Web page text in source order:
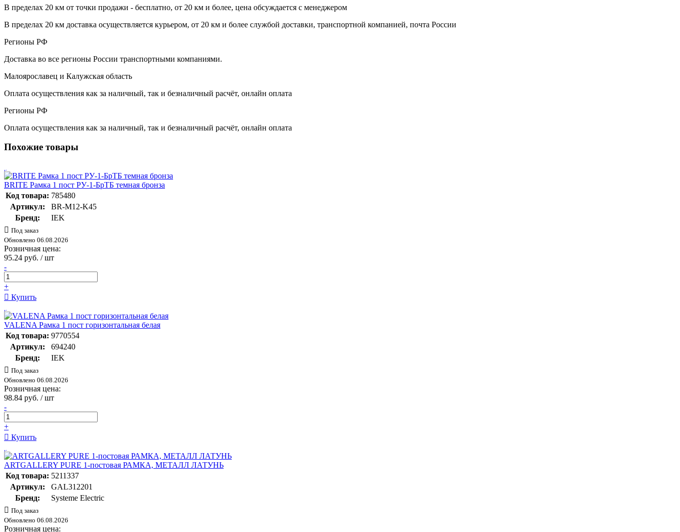
В пределах 20 км от точки продажи - бесплатно, от 20 км и более, цена обсуждается с менеджером
В пределах 20 км доставка осуществляется курьером, от 20 км и более службой доставки, транспортной компанией, почта России
Регионы РФ
Доставка во все регионы России транспортными компаниями.
Малоярославец и Калужская область
Оплата осуществления как за наличный, так и безналичный расчёт, онлайн оплата
Регионы РФ
Оплата осуществления как за наличный, так и безналичный расчёт, онлайн оплата
Похожие товары
BRITE Рамка 1 пост РУ-1-БрТБ темная бронза
Код товара: 785480
Артикул:
BR-M12-K45
Бренд:
IEK
Под заказ
Обновлено 06.08.2026
Розничная цена:
95.24 руб. / шт
-
+
Купить
VALENA Рамка 1 пост горизонтальная белая
Код товара: 9770554
Артикул:
694240
Бренд:
IEK
Под заказ
Обновлено 06.08.2026
Розничная цена:
98.84 руб. / шт
-
+
Купить
ARTGALLERY PURE 1-постовая РАМКА, МЕТАЛЛ ЛАТУНЬ
Код товара: 5211337
Артикул:
GAL312201
Бренд:
Systeme Electric
Под заказ
Обновлено 06.08.2026
Розничная цена: